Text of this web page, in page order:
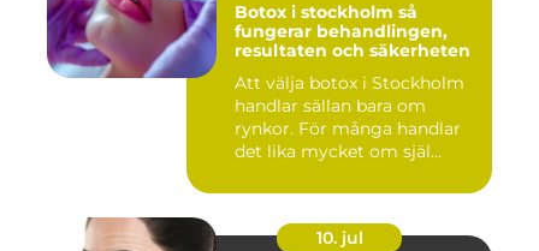
Botox i stockholm så
fungerar behandlingen,
resultaten och säkerheten
Att välja botox i Stockholm
handlar sällan bara om
rynkor. För många handlar
det lika mycket om själ...
10. jul